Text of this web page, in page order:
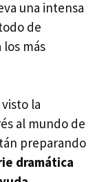
una intensa
de
más
la
al mundo de
preparando
dramática